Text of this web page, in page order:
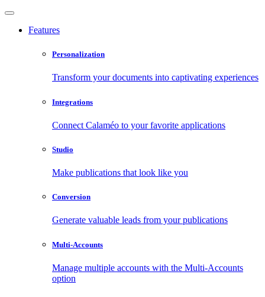
Features
Personalization
Transform your documents into captivating experiences
Integrations
Connect Calaméo to your favorite applications
Studio
Make publications that look like you
Conversion
Generate valuable leads from your publications
Multi-Accounts
Manage multiple accounts with the Multi-Accounts
option